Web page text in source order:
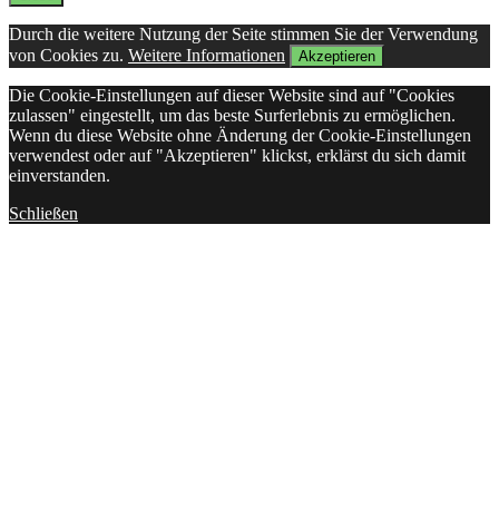
Durch die weitere Nutzung der Seite stimmen Sie der Verwendung
von Cookies zu. Weitere Informationen Akzeptieren
Die Cookie-Einstellungen auf dieser Website sind auf "Cookies
zulassen" eingestellt, um das beste Surferlebnis zu ermöglichen.
Wenn du diese Website ohne Änderung der Cookie-Einstellungen
verwendest oder auf "Akzeptieren" klickst, erklärst du sich damit
einverstanden.
Schließen